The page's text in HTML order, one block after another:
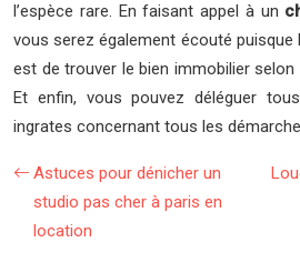
l’espèce rare. En faisant appel à un
vous serez également écouté
est de trouver le bien immobilier
Et enfin, vous pouvez déléguer
ingrates concernant tous les
Astuces pour dénicher un
studio pas cher à paris en
location